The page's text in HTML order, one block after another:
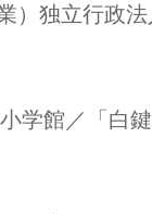
）独立行政
学館／「白鍵